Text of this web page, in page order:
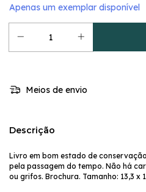
Apenas um exemplar disponível
Meios de envio
Descrição
Livro em bom estado de
pela passagem do tempo. Não há
ou grifos. Brochura. Tamanho: 13,3 x